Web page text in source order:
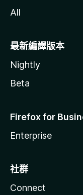
All
最新編譯版本
Nightly
Beta
Firefox for
Enterprise
社群
Connect